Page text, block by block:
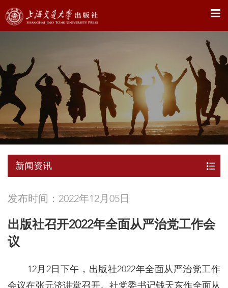
X
新闻资讯
发布时间：2022年12月05日
出版社召开2022年全面从严治党工作会
议
12月2日下午，出版社2022年全面从严治党工作
会议在张元济讲堂召开。社党委书记钱天东作全面从